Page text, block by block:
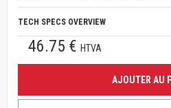
TECH SPECS OVERVIEW
46.75 € HTVA
AJOUTER AU